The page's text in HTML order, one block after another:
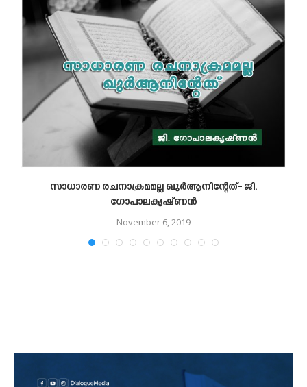
സാധാരണ രചനാക്രമമല്ല ഖുര്‍ആനിന്റേത്- ജി.
ഗോപാലകൃഷ്ണന്‍
November 6, 2019